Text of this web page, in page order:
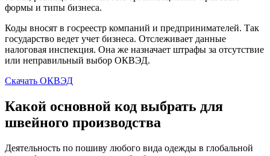
формы и типы бизнеса.
Коды вносят в госреестр компаний и предпринимателей. Так
государство ведет учет бизнеса. Отслеживает данные
налоговая инспекция. Она же назначает штрафы за отсутствие
или неправильный выбор ОКВЭД.
Скачать ОКВЭД
Какой основной код выбрать для
швейного производства
Деятельность по пошиву любого вида одежды в глобальной